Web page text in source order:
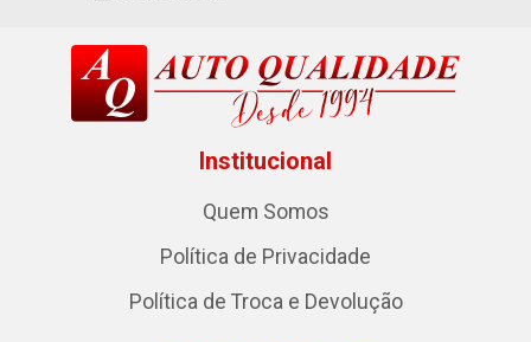
Institucional
Quem Somos
Política de Privacidade
Política de Troca e Devolução